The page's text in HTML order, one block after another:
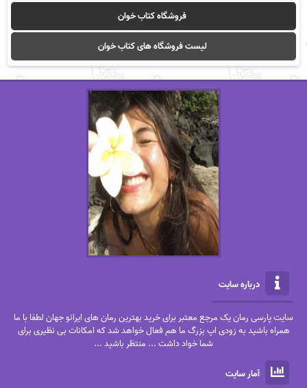
فروشگاه کتاب خوان
لیست فروشگاه های کتاب خوان
درباره سایت
سایت پارسی رمان یک مرجع معتبر برای خرید بهترین رمان های ایرانو جهان لطفا با ما
همراه باشید به زودی اپ بزرگ ما هم فعال خواهد شد که امکانات بی نظیری برای
شما خواد داشت ... منتظر باشید ...
آمار سایت